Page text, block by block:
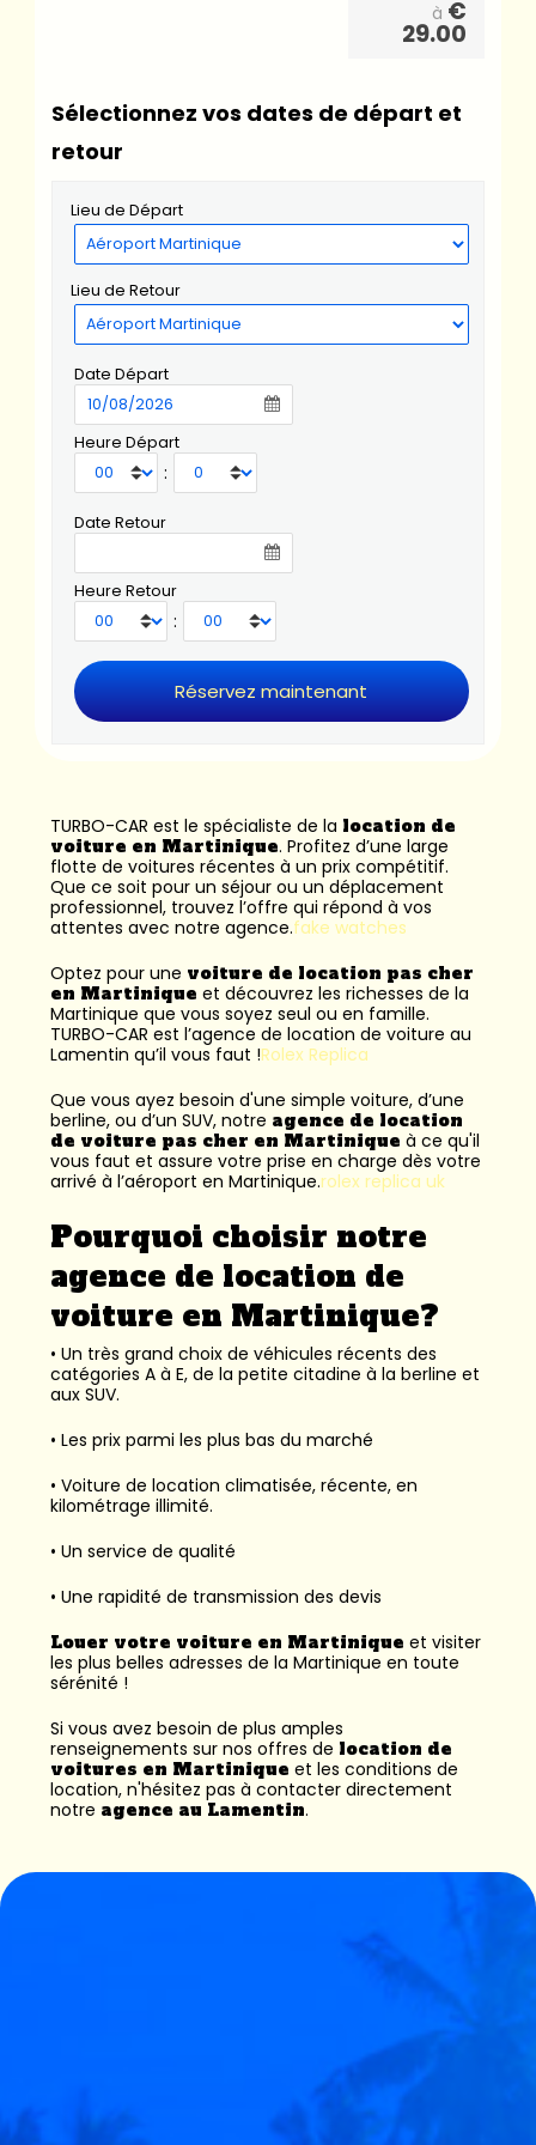
à €
29.00
Sélectionnez vos dates de départ et
retour
Lieu de Départ
Lieu de Retour
Date Départ
Heure Départ
:
Date Retour
Heure Retour
:
TURBO-CAR est le spécialiste de la location de
voiture en Martinique. Profitez d’une large
flotte de voitures récentes à un prix compétitif.
Que ce soit pour un séjour ou un déplacement
professionnel, trouvez l’offre qui répond à vos
attentes avec notre agence.fake watches
Optez pour une voiture de location pas cher
en Martinique et découvrez les richesses de la
Martinique que vous soyez seul ou en famille.
TURBO-CAR est l’agence de location de voiture au
Lamentin qu’il vous faut !Rolex Replica
Que vous ayez besoin d'une simple voiture, d’une
berline, ou d’un SUV, notre agence de location
de voiture pas cher en Martinique à ce qu'il
vous faut et assure votre prise en charge dès votre
arrivé à l’aéroport en Martinique.rolex replica uk
Pourquoi choisir notre
agence de location de
voiture en Martinique?
• Un très grand choix de véhicules récents des
catégories A à E, de la petite citadine à la berline et
aux SUV.
• Les prix parmi les plus bas du marché
• Voiture de location climatisée, récente, en
kilométrage illimité.
• Un service de qualité
• Une rapidité de transmission des devis
Louer votre voiture en Martinique et visiter
les plus belles adresses de la Martinique en toute
sérénité !
Si vous avez besoin de plus amples
renseignements sur nos offres de location de
voitures en Martinique et les conditions de
location, n'hésitez pas à contacter directement
notre agence au Lamentin.